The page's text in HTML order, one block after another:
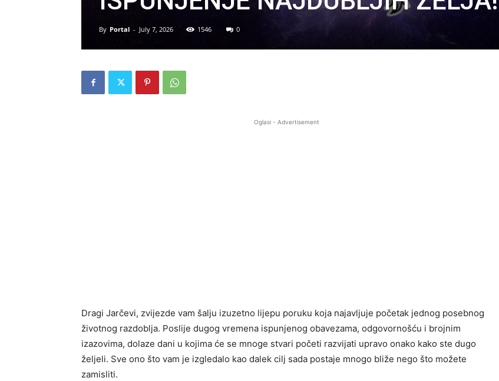
By Portal - July 7, 2026 1546 0
Oglasi - Advertisement
Dragi Jarčevi, zvijezde vam šalju izuzetno lijepu poruku koja najavljuje početak jednog posebnog
životnog razdoblja. Poslije dugog vremena ispunjenog obavezama, odgovornošću i brojnim
izazovima, dolaze dani u kojima će se mnoge stvari početi razvijati upravo onako kako ste dugo
željeli. Sve ono što vam je izgledalo kao dalek cilj sada postaje mnogo bliže nego što možete
zamisliti.